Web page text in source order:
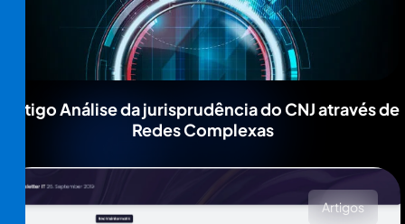
Artigo Análise da jurisprudência do CNJ através de
Redes Complexas
Artigos